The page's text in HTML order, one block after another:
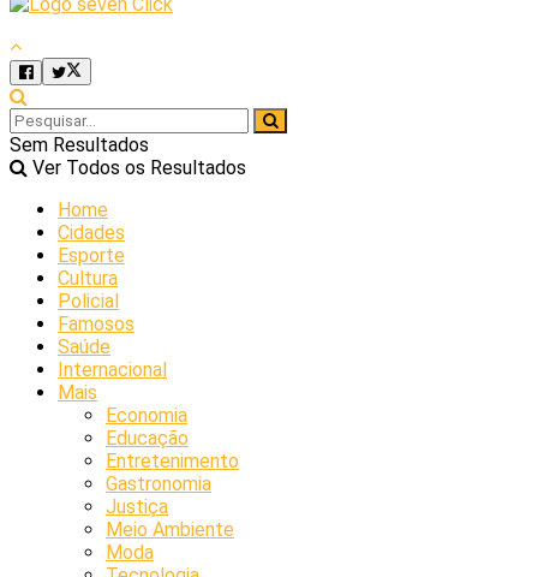
Sem Resultados
Ver Todos os Resultados
Home
Cidades
Esporte
Cultura
Policial
Famosos
Saúde
Internacional
Mais
Economia
Educação
Entretenimento
Gastronomia
Justiça
Meio Ambiente
Moda